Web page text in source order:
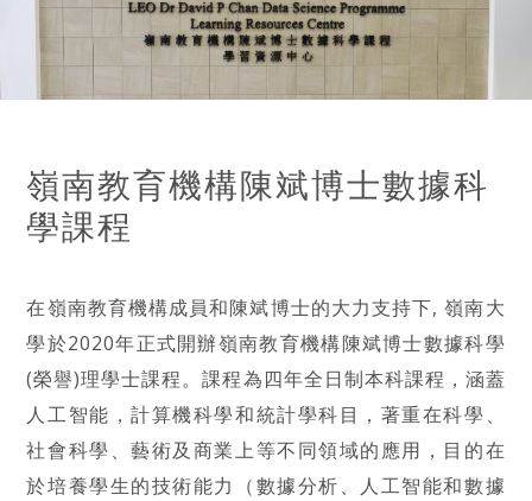
嶺南教育機構陳斌博士數據科
學課程
在嶺南教育機構成員和陳斌博士的大力支持下, 嶺南大
學於2020年正式開辦嶺南教育機構陳斌博士數據科學
(榮譽)理學士課程。課程為四年全日制本科課程，涵蓋
人工智能，計算機科學和統計學科目，著重在科學、
社會科學、藝術及商業上等不同領域的應用，目的在
於培養學生的技術能力（數據分析、人工智能和數據